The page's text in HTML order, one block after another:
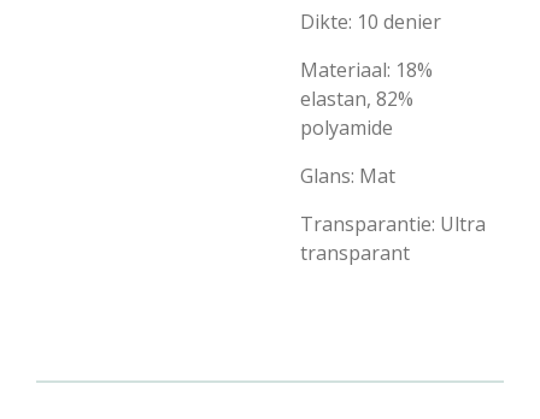
Dikte: 10 denier
Materiaal: 18%
elastan, 82%
polyamide
Glans: Mat
Transparantie: Ultra
transparant